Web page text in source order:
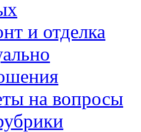
и отделка
на вопросы